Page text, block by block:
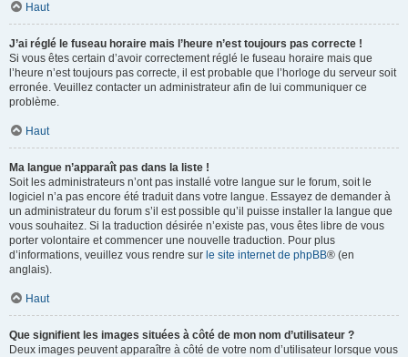
Haut
J’ai réglé le fuseau horaire mais l’heure n’est toujours pas correcte !
Si vous êtes certain d’avoir correctement réglé le fuseau horaire mais que
l’heure n’est toujours pas correcte, il est probable que l’horloge du serveur soit
erronée. Veuillez contacter un administrateur afin de lui communiquer ce
problème.
Haut
Ma langue n’apparaît pas dans la liste !
Soit les administrateurs n’ont pas installé votre langue sur le forum, soit le
logiciel n’a pas encore été traduit dans votre langue. Essayez de demander à
un administrateur du forum s’il est possible qu’il puisse installer la langue que
vous souhaitez. Si la traduction désirée n’existe pas, vous êtes libre de vous
porter volontaire et commencer une nouvelle traduction. Pour plus
d’informations, veuillez vous rendre sur le site internet de phpBB® (en
anglais).
Haut
Que signifient les images situées à côté de mon nom d’utilisateur ?
Deux images peuvent apparaître à côté de votre nom d’utilisateur lorsque vous